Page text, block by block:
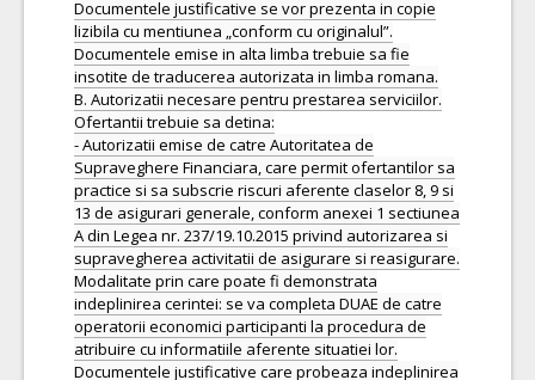
Documentele justificative se vor prezenta in copie
lizibila cu mentiunea „conform cu originalul”.
Documentele emise in alta limba trebuie sa fie
insotite de traducerea autorizata in limba romana.
B. Autorizatii necesare pentru prestarea serviciilor.
Ofertantii trebuie sa detina:
- Autorizatii emise de catre Autoritatea de
Supraveghere Financiara, care permit ofertantilor sa
practice si sa subscrie riscuri aferente claselor 8, 9 si
13 de asigurari generale, conform anexei 1 sectiunea
A din Legea nr. 237/19.10.2015 privind autorizarea si
supravegherea activitatii de asigurare si reasigurare.
Modalitate prin care poate fi demonstrata
indeplinirea cerintei: se va completa DUAE de catre
operatorii economici participanti la procedura de
atribuire cu informatiile aferente situatiei lor.
Documentele justificative care probeaza indeplinirea